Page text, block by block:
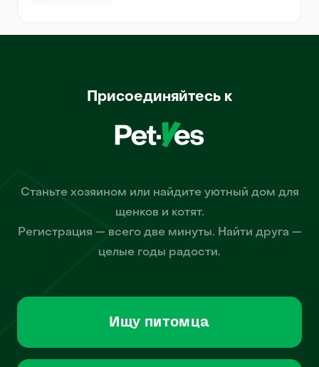
Присоединяйтесь к
Станьте хозяином или найдите уютный дом для
щенков и котят.
Регистрация — всего две минуты. Найти друга —
целые годы радости.
Ищу питомца